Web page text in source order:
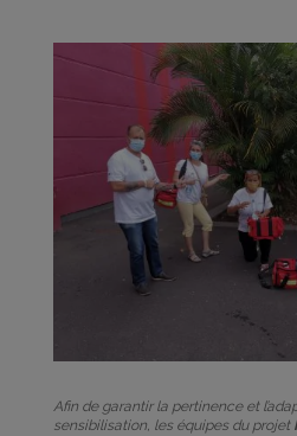
Afin de garantir la pertinence et
sensibilisation, les équipes du projet